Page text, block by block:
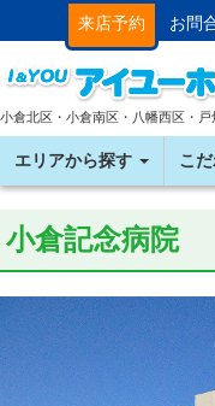
来店予約 お問
小倉北区・小倉南区・八幡西区・
エリアから探す こ
小倉記念病院